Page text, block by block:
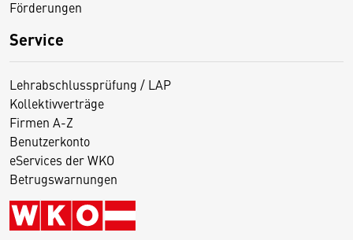
Förderungen
Service
Lehrabschlussprüfung / LAP
Kollektivverträge
Firmen A-Z
Benutzerkonto
eServices der WKO
Betrugswarnungen